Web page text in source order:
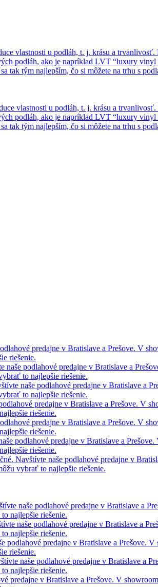
vlastnosti u podláh, t. j. krásu a trvanlivosť.
podláh, ako je napríklad LVT “luxury
tak tým najlepším, čo si môžete na trhu s
vlastnosti u podláh, t. j. krásu a trvanlivosť.
podláh, ako je napríklad LVT “luxury
tak tým najlepším, čo si môžete na trhu s
predajne v Bratislave a Prešove. V
riešenie.
naše podlahové predajne v Bratislave a
to najlepšie riešenie.
naše podlahové predajne v Bratislave a
to najlepšie riešenie.
predajne v Bratislave a Prešove. V
riešenie.
predajne v Bratislave a Prešove. V
riešenie.
podlahové predajne v Bratislave a
riešenie.
Navštívte naše podlahové predajne v
vybrať to najlepšie riešenie.
naše podlahové predajne v Bratislave a
najlepšie riešenie.
naše podlahové predajne v Bratislave a
najlepšie riešenie.
podlahové predajne v Bratislave a Prešove.
riešenie.
naše podlahové predajne v Bratislave a
najlepšie riešenie.
predajne v Bratislave a Prešove. V